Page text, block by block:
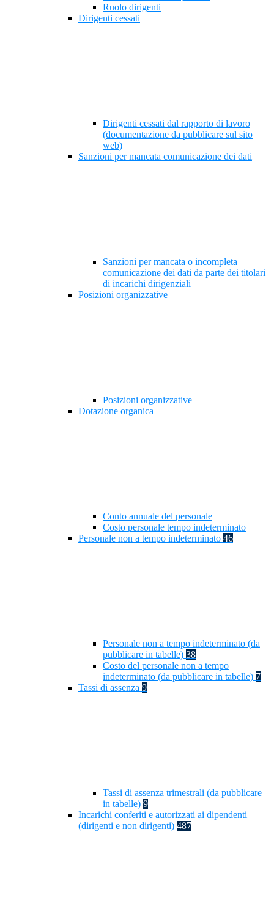
Ruolo dirigenti
Dirigenti cessati
Dirigenti cessati dal rapporto di lavoro
(documentazione da pubblicare sul sito
web)
Sanzioni per mancata comunicazione dei dati
Sanzioni per mancata o incompleta
comunicazione dei dati da parte dei titolari
di incarichi dirigenziali
Posizioni organizzative
Posizioni organizzative
Dotazione organica
Conto annuale del personale
Costo personale tempo indeterminato
Personale non a tempo indeterminato 46
Personale non a tempo indeterminato (da
pubblicare in tabelle) 38
Costo del personale non a tempo
indeterminato (da pubblicare in tabelle) 7
Tassi di assenza 9
Tassi di assenza trimestrali (da pubblicare
in tabelle) 9
Incarichi conferiti e autorizzati ai dipendenti
(dirigenti e non dirigenti) 487